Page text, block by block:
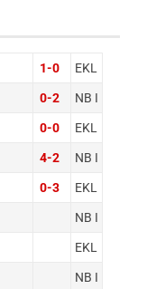
1-0 EKL
0-2 NB I
0-0 EKL
4-2 NB I
0-3 EKL
NB I
EKL
NB I